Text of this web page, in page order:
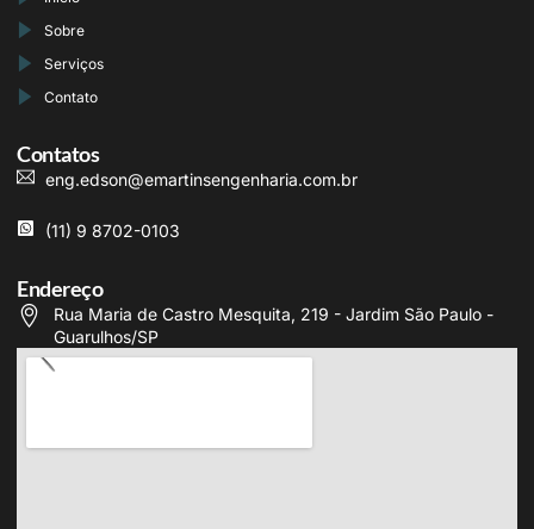
Sobre
Serviços
Contato
Contatos
eng.edson@emartinsengenharia.com.br
(11) 9 8702-0103
Endereço
Rua Maria de Castro Mesquita, 219 - Jardim São Paulo -
Guarulhos/SP